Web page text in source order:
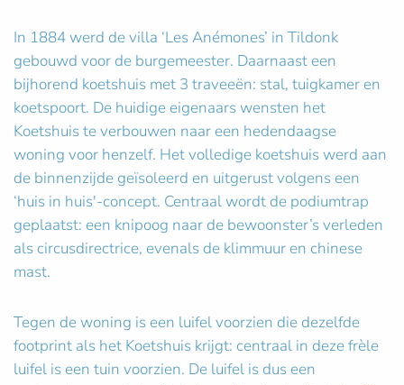
In 1884 werd de villa ‘Les Anémones’ in Tildonk
gebouwd voor de burgemeester. Daarnaast een
bijhorend koetshuis met 3 traveeën: stal, tuigkamer en
koetspoort. De huidige eigenaars wensten het
Koetshuis te verbouwen naar een hedendaagse
woning voor henzelf. Het volledige koetshuis werd aan
de binnenzijde geïsoleerd en uitgerust volgens een
‘huis in huis'-concept. Centraal wordt de podiumtrap
geplaatst: een knipoog naar de bewoonster’s verleden
als circusdirectrice, evenals de klimmuur en chinese
mast.
Tegen de woning is een luifel voorzien die dezelfde
footprint als het Koetshuis krijgt: centraal in deze frèle
luifel is een tuin voorzien. De luifel is dus een